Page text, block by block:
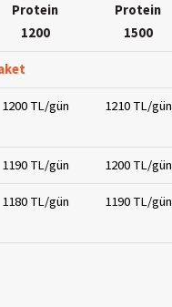
Protein
1200
Protein
1500
1200 TL/gün 1210 TL/gün
1190 TL/gün 1200 TL/gün
1180 TL/gün 1190 TL/gün